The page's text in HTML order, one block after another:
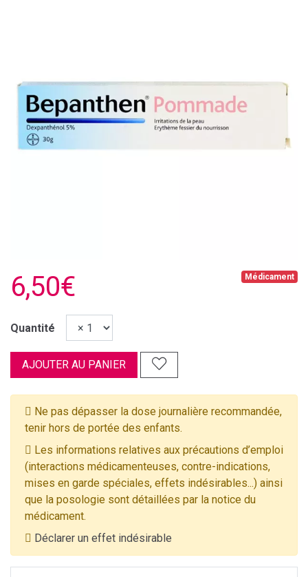
Médicament
6,50€
Quantité
AJOUTER AU PANIER
Ne pas dépasser la dose journalière recommandée,
tenir hors de portée des enfants.
Les informations relatives aux précautions d’emploi
(interactions médicamenteuses, contre-indications,
mises en garde spéciales, effets indésirables...) ainsi
que la posologie sont détaillées par la notice du
médicament.
Déclarer un effet indésirable